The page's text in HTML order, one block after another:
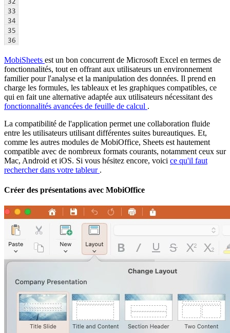
MobiSheets est un bon concurrent de Microsoft Excel en termes de
fonctionnalités, tout en offrant aux utilisateurs un environnement
familier pour l'analyse et la manipulation des données. Il prend en
charge les formules, les tableaux et les graphiques compatibles, ce
qui en fait une alternative adaptée aux utilisateurs nécessitant des
fonctionnalités avancées de feuille de calcul .
La compatibilité de l'application permet une collaboration fluide
entre les utilisateurs utilisant différentes suites bureautiques. Et,
comme les autres modules de MobiOffice, Sheets est hautement
compatible avec de nombreux formats courants, notamment ceux sur
Mac, Android et iOS. Si vous hésitez encore, voici ce qu'il faut
rechercher dans votre tableur .
Créer des présentations avec MobiOffice